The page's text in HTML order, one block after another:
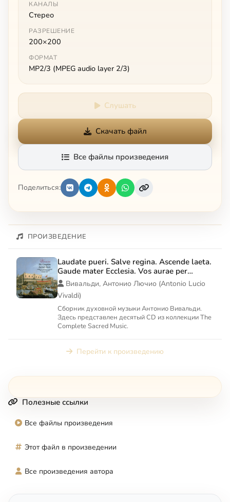
КАНАЛЫ
Стерео
РАЗРЕШЕНИЕ
200×200
ФОРМАТ
MP2/3 (MPEG audio layer 2/3)
Слушать
Скачать файл
Все файлы произведения
Поделиться:
ПРОИЗВЕДЕНИЕ
Laudate pueri. Salve regina. Ascende laeta.
Gaude mater Ecclesia. Vos aurae per
montes. Gloria Patri
Вивальди, Антонио Лючио (Antonio Lucio
Vivaldi)
Сборник духовной музыки Антонио Вивальди.
Здесь представлен десятый CD из коллекции The
Complete Sacred Music.
Перейти к произведению
Полезные ссылки
Все файлы произведения
Этот файл в произведении
Все произведения автора